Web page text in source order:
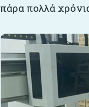
πάρα πολλά